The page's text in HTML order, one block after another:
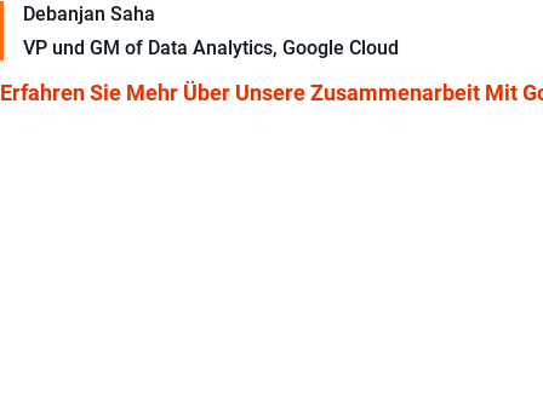
Debanjan Saha
VP und GM of Data Analytics, Google Cloud
Erfahren Sie Mehr Über Unsere Zusammenarbeit Mit